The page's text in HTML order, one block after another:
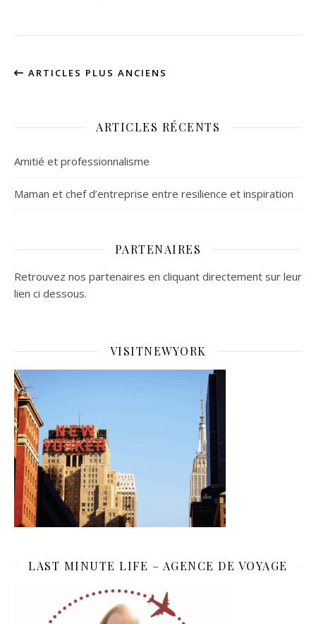
ARTICLES PLUS ANCIENS
ARTICLES RÉCENTS
Amitié et professionnalisme
Maman et chef d’entreprise entre resilience et inspiration
PARTENAIRES
Retrouvez nos partenaires en cliquant directement sur leur
lien ci dessous.
VISITNEWYORK
LAST MINUTE LIFE – AGENCE DE VOYAGE